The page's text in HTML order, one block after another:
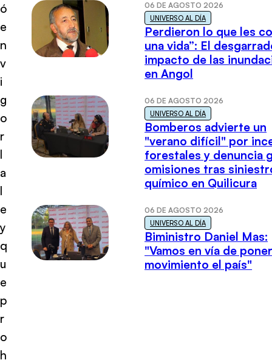
ó
e
n
v
i
g
o
r
l
a
l
e
y
q
u
e
p
r
o
h
06 DE AGOSTO 2026
UNIVERSO AL DÍA
Perdieron lo que les
una vida”: El
impacto de las
en Angol
06 DE AGOSTO 2026
UNIVERSO AL DÍA
Bomberos advierte un
"verano difícil" por
forestales y denuncia
omisiones tras
químico en Quilicura
06 DE AGOSTO 2026
UNIVERSO AL DÍA
Biministro Daniel Mas:
"Vamos en vía de
movimiento el país"